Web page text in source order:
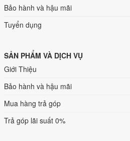
Bảo hành và hậu mãi
Tuyển dụng
SẢN PHẨM VÀ DỊCH VỤ
Giới Thiệu
Bảo hành và hậu mãi
Mua hàng trả góp
Trả góp lãi suất 0%